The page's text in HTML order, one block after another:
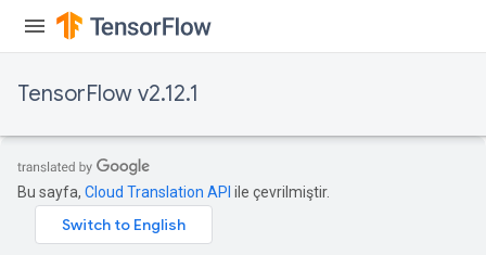
TensorFlow v2.12.1
Bu sayfa, Cloud Translation API ile çevrilmiştir.